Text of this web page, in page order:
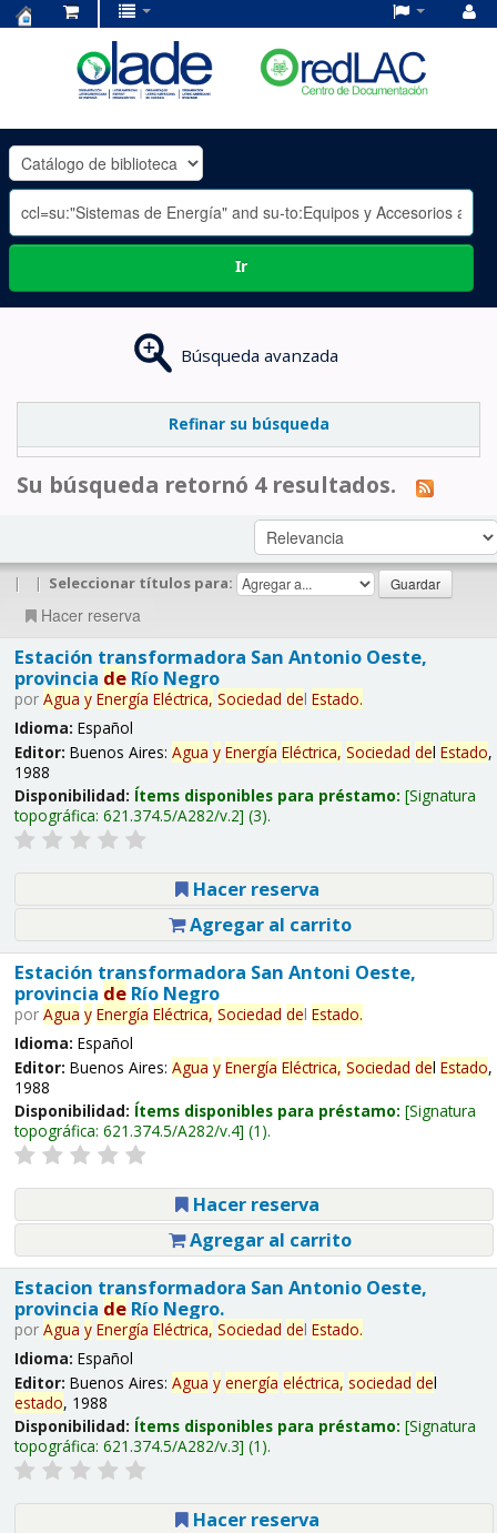
OLADE
-
Ir
Búsqueda avanzada
Refinar su búsqueda
Su búsqueda retornó 4 resultados.
| | Seleccionar títulos para:
Hacer reserva
Estación transformadora San Antonio Oeste,
provincia deRío Negro
por Agua y Energía Eléctrica, Sociedad del Estado.
Idioma: Español
Editor: Buenos Aires: Agua y Energía Eléctrica, Sociedad del Estado,
1988
Disponibilidad: Ítems disponibles para préstamo: Signatura
topográfica: 621.374.5/A282/v.2 (3).
Hacer reserva
Agregar al carrito
Estación transformadora San Antoni Oeste,
provincia deRío Negro
por Agua y Energía Eléctrica, Sociedad del Estado.
Idioma: Español
Editor: Buenos Aires: Agua y Energía Eléctrica, Sociedad del Estado,
1988
Disponibilidad: Ítems disponibles para préstamo: Signatura
topográfica: 621.374.5/A282/v.4 (1).
Hacer reserva
Agregar al carrito
Estacion transformadora San Antonio Oeste,
provincia deRío Negro.
por Agua y Energía Eléctrica, Sociedad del Estado.
Idioma: Español
Editor: Buenos Aires: Agua y energía eléctrica, sociedad del
estado, 1988
Disponibilidad: Ítems disponibles para préstamo: Signatura
topográfica: 621.374.5/A282/v.3 (1).
Hacer reserva